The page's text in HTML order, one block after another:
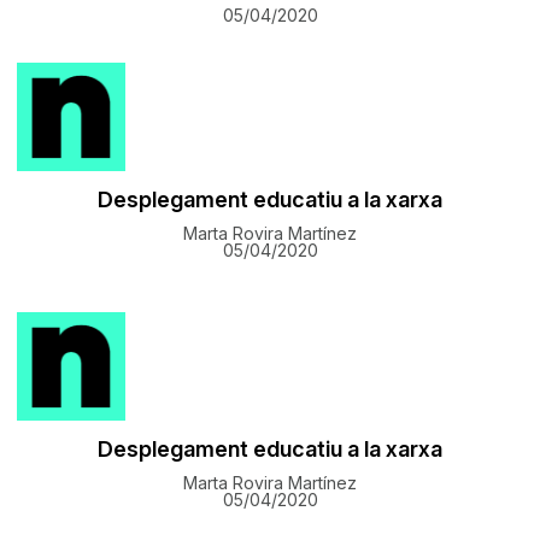
05/04/2020
Desplegament educatiu a la xarxa
Marta Rovira Martínez
05/04/2020
Desplegament educatiu a la xarxa
Marta Rovira Martínez
05/04/2020